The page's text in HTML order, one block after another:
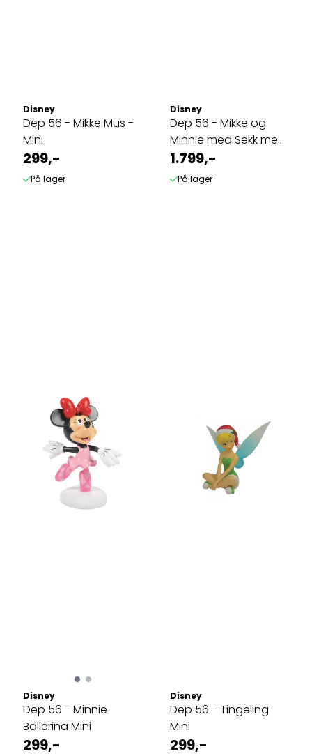
Disney
Dep 56 - Mikke Mus -
Mini
299,-
På lager
Disney
Dep 56 - Mikke og
Minnie med Sekk med
Gaver
1.799,-
På lager
Disney
Dep 56 - Minnie
Ballerina Mini
299,-
Disney
Dep 56 - Tingeling
Mini
299,-